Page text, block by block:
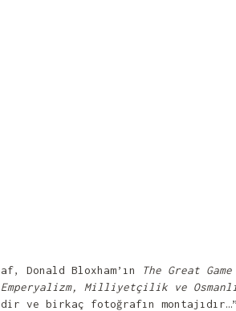
Donald Bloxham’ın
The Great
Emperyalizm, Milliyetçilik ve Osmanlı
ve birkaç fotoğrafın montajıdır…”